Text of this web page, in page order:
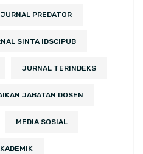
JURNAL PREDATOR
SINTA IDSCIPUB
JURNAL TERINDEKS
JABATAN DOSEN
MEDIA SOSIAL